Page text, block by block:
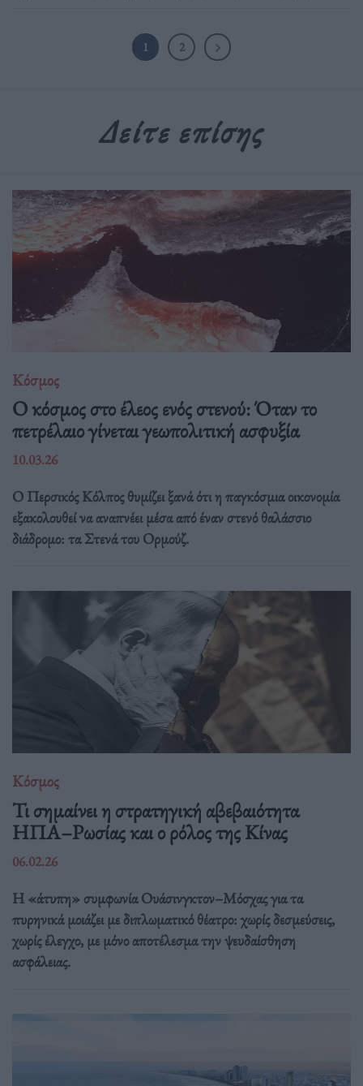
1 2
Δείτε επίσης
Κόσμος
Ο κόσμος στο έλεος ενός στενού: Όταν το
πετρέλαιο γίνεται γεωπολιτική ασφυξία
10.03.26
Ο Περσικός Κόλπος θυμίζει ξανά ότι η παγκόσμια οικονομία
εξακολουθεί να αναπνέει μέσα από έναν στενό θαλάσσιο
διάδρομο: τα Στενά του Ορμούζ.
Κόσμος
Τι σημαίνει η στρατηγική αβεβαιότητα
ΗΠΑ–Ρωσίας και ο ρόλος της Κίνας
06.02.26
Η «άτυπη» συμφωνία Ουάσινγκτον–Μόσχας για τα
πυρηνικά μοιάζει με διπλωματικό θέατρο: χωρίς δεσμεύσεις,
χωρίς έλεγχο, με μόνο αποτέλεσμα την ψευδαίσθηση
ασφάλειας.